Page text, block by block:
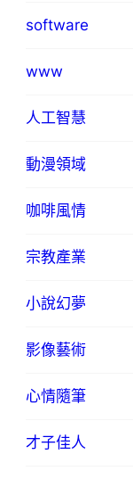
software
www
人工智慧
動漫領域
咖啡風情
宗教產業
小說幻夢
影像藝術
心情隨筆
才子佳人